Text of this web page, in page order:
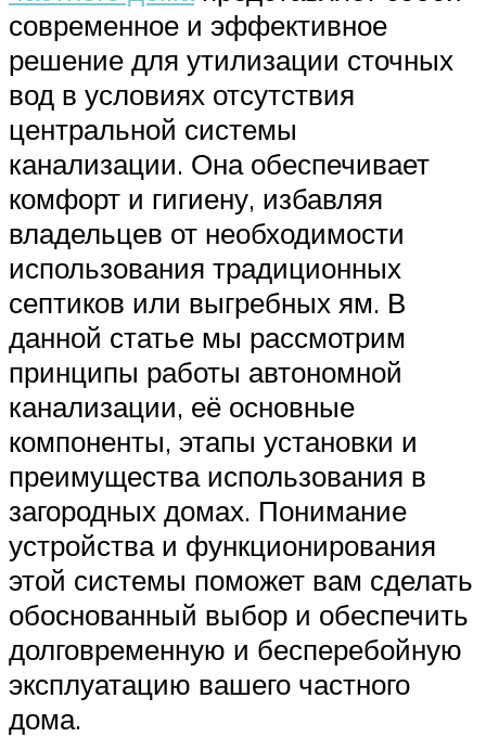
современное и эффективное
решение для утилизации сточных
вод в условиях отсутствия
центральной системы
канализации. Она обеспечивает
комфорт и гигиену, избавляя
владельцев от необходимости
использования традиционных
септиков или выгребных ям. В
данной статье мы рассмотрим
принципы работы автономной
канализации, её основные
компоненты, этапы установки и
преимущества использования в
загородных домах. Понимание
устройства и функционирования
этой системы поможет вам сделать
обоснованный выбор и обеспечить
долговременную и бесперебойную
эксплуатацию вашего частного
дома.